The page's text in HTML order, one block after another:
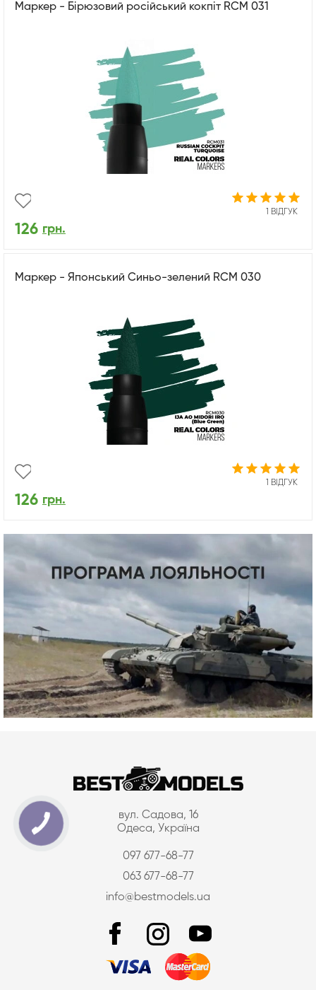
Маркер - Бірюзовий російський кокпіт RCM 031
1 ВІДГУК
126 грн.
Маркер - Японський Синьо-зелений RCM 030
1 ВІДГУК
126 грн.
вул. Садова, 16
Одеса, Україна
097 677-68-77
063 677-68-77
info@bestmodels.ua